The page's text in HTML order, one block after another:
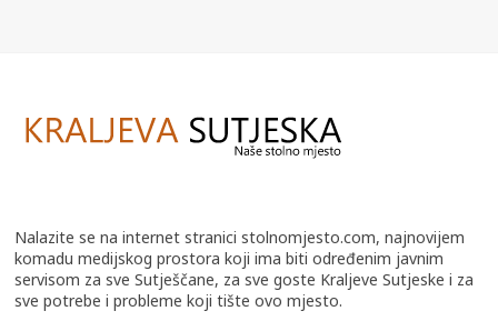
Nalazite se na internet stranici stolnomjesto.com, najnovijem
komadu medijskog prostora koji ima biti određenim javnim
servisom za sve Sutješčane, za sve goste Kraljeve Sutjeske i za
sve potrebe i probleme koji tište ovo mjesto.